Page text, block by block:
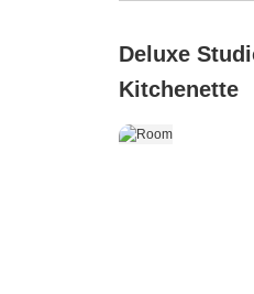
Deluxe
Kitchenette